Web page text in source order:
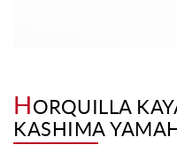
HORQUILLA
KASHIMA